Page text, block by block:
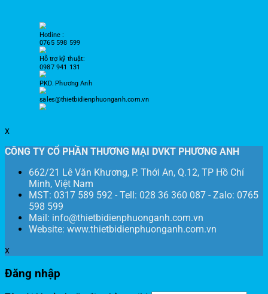
Hotline :
0765 598 599
Hỗ trợ kỹ thuật:
0987 941 131
PKD. Phương Anh
sales@thietbidienphuonganh.com.vn
x
CÔNG TY CỔ PHẦN THƯƠNG MẠI DVKT PHƯƠNG ANH
662/21 Lê Văn Khương, P. Thới An, Q.12, TP Hồ Chí
Minh, Việt Nam
MST: 0317 589 592 - Tell: 028 36 360 087 - Zalo: 0765
598 599
Mail: info@thietbidienphuonganh.com.vn
Website: www.thietbidienphuonganh.com.vn
x
Đăng nhập